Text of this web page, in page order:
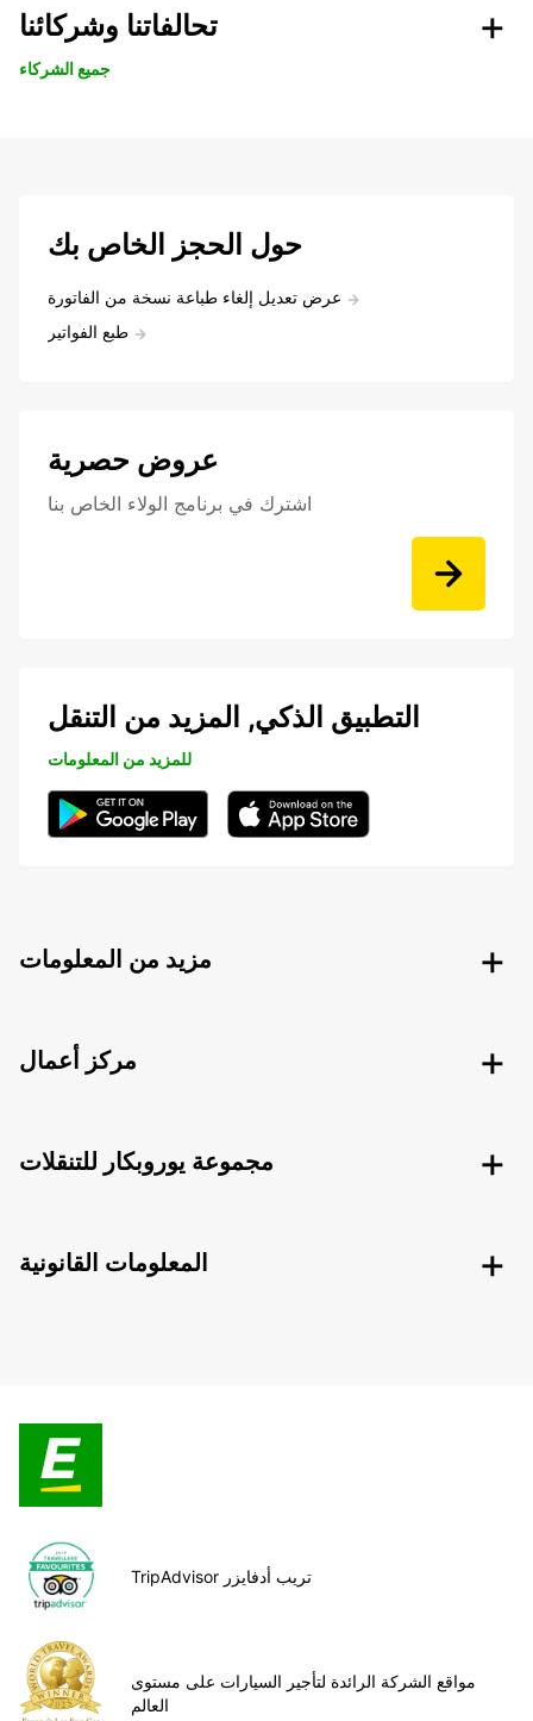
تحالفاتنا وشركائنا
جميع الشركاء
حول الحجز الخاص بك
عرض تعديل إلغاء طباعة نسخة من الفاتورة
طبع الفواتير
عروض حصرية
اشترك في برنامج الولاء الخاص بنا
التطبيق الذكي, المزيد من التنقل
للمزيد من المعلومات
مزيد من المعلومات
مركز أعمال
مجموعة يوروبكار للتنقلات
المعلومات القانونية
TripAdvisor تريب أدفايزر
مواقع الشركة الرائدة لتأجير السيارات على مستوى
العالم